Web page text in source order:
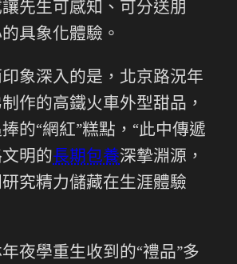
先生可感知、可分送朋
具象化體驗。
象深入的是，北京路況年
作的高鐵火車外型甜品，
的“網紅”糕點，“此中傳遞
明的長期包養深摯淵源，
究精力儲藏在生涯體驗
夜學重生收到的“禮品”多